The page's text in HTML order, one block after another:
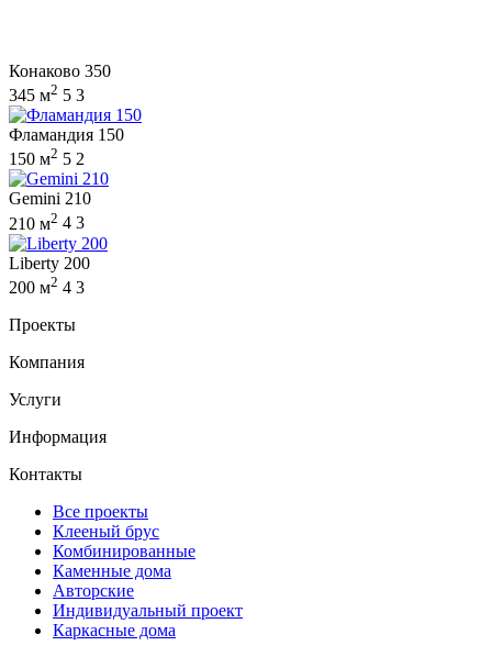
Конаково 350
345 м2 5 3
Фламандия 150
150 м2 5 2
Gemini 210
210 м2 4 3
Liberty 200
200 м2 4 3
Проекты
Компания
Услуги
Информация
Контакты
Все проекты
Клееный брус
Комбинированные
Каменные дома
Авторские
Индивидуальный проект
Каркасные дома